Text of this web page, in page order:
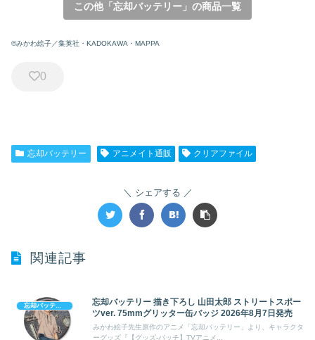
この他「忘却バッテリー」の商品一覧
©みかわ絵子／集英社・KADOKAWA・MAPPA
0
忘却バッテリー アニメイト通販 クリアファイル
シェアする
関連記事
忘却バッテリー 描き下ろし 山田太郎 ストリートスポー
ツver. 75mmグリッター缶バッジ 2026年8月7日発売
みかわ絵子先生原作のアニメ「忘却バッテリー」より、キャラクタ
ーグッズ『【グッズ-バッチ】TVアニメ...